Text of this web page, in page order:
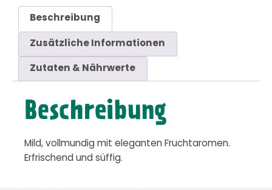
Beschreibung
Zusätzliche Informationen
Zutaten & Nährwerte
Beschreibung
Mild, vollmundig mit eleganten Fruchtaromen.
Erfrischend und süffig.